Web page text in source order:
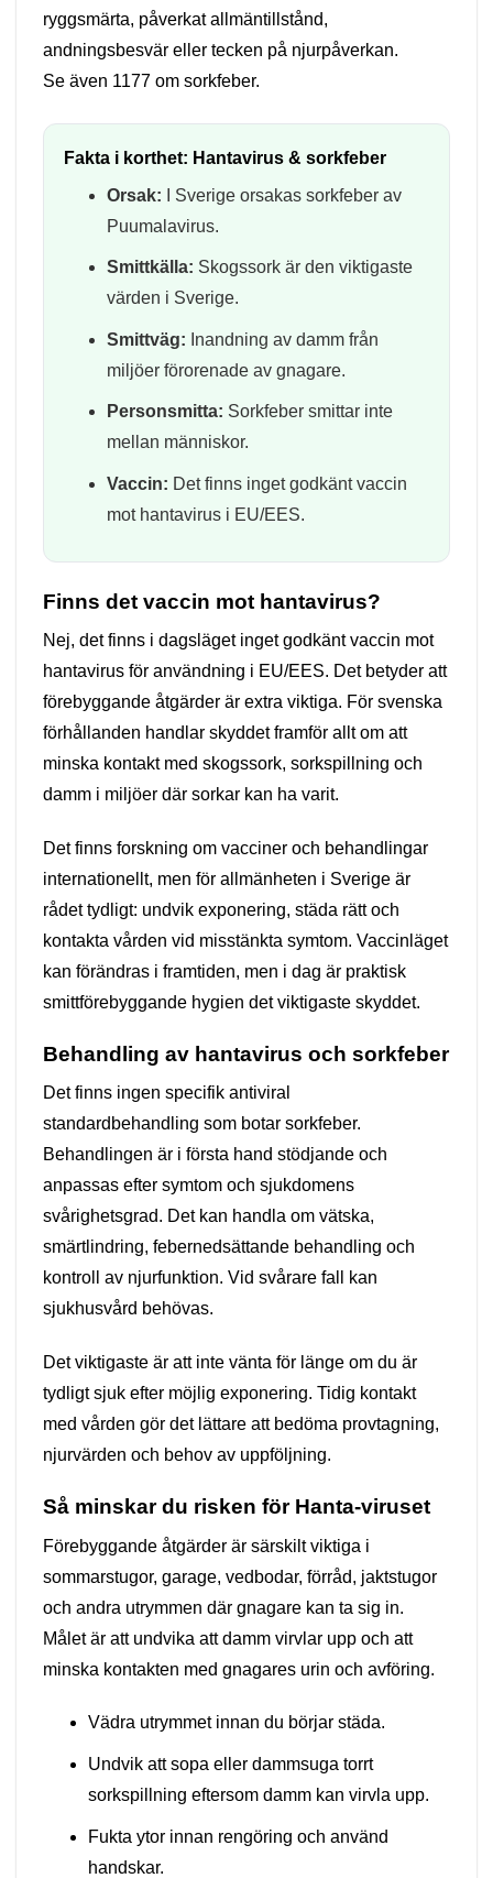
ryggsmärta, påverkat allmäntillstånd,
andningsbesvär eller tecken på njurpåverkan.
Se även 1177 om sorkfeber.
Fakta i korthet: Hantavirus & sorkfeber
Orsak: I Sverige orsakas sorkfeber av
Puumalavirus.
Smittkälla: Skogssork är den viktigaste
värden i Sverige.
Smittväg: Inandning av damm från
miljöer förorenade av gnagare.
Personsmitta: Sorkfeber smittar inte
mellan människor.
Vaccin: Det finns inget godkänt vaccin
mot hantavirus i EU/EES.
Finns det vaccin mot hantavirus?
Nej, det finns i dagsläget inget godkänt vaccin mot
hantavirus för användning i EU/EES. Det betyder att
förebyggande åtgärder är extra viktiga. För svenska
förhållanden handlar skyddet framför allt om att
minska kontakt med skogssork, sorkspillning och
damm i miljöer där sorkar kan ha varit.
Det finns forskning om vacciner och behandlingar
internationellt, men för allmänheten i Sverige är
rådet tydligt: undvik exponering, städa rätt och
kontakta vården vid misstänkta symtom. Vaccinläget
kan förändras i framtiden, men i dag är praktisk
smittförebyggande hygien det viktigaste skyddet.
Behandling av hantavirus och sorkfeber
Det finns ingen specifik antiviral
standardbehandling som botar sorkfeber.
Behandlingen är i första hand stödjande och
anpassas efter symtom och sjukdomens
svårighetsgrad. Det kan handla om vätska,
smärtlindring, febernedsättande behandling och
kontroll av njurfunktion. Vid svårare fall kan
sjukhusvård behövas.
Det viktigaste är att inte vänta för länge om du är
tydligt sjuk efter möjlig exponering. Tidig kontakt
med vården gör det lättare att bedöma provtagning,
njurvärden och behov av uppföljning.
Så minskar du risken för Hanta-viruset
Förebyggande åtgärder är särskilt viktiga i
sommarstugor, garage, vedbodar, förråd, jaktstugor
och andra utrymmen där gnagare kan ta sig in.
Målet är att undvika att damm virvlar upp och att
minska kontakten med gnagares urin och avföring.
Vädra utrymmet innan du börjar städa.
Undvik att sopa eller dammsuga torrt
sorkspillning eftersom damm kan virvla upp.
Fukta ytor innan rengöring och använd
handskar.